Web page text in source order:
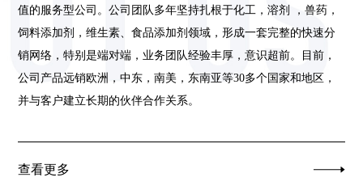
值的服务型公司。公司团队多年坚持扎根于化工，溶剂 ，兽药，
饲料添加剂，维生素、食品添加剂领域，形成一套完整的快速分
销网络，特别是端对端，业务团队经验丰厚，意识超前。目前，
公司产品远销欧洲，中东，南美，东南亚等30多个国家和地区，
并与客户建立长期的伙伴合作关系。
查看更多